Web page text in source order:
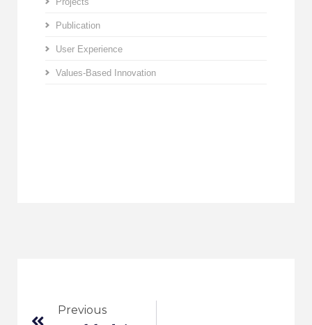
Publication
User Experience
Values-Based Innovation
Previous